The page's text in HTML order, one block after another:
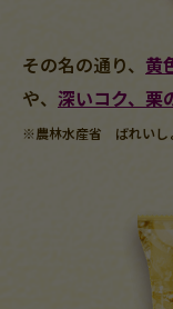
その名の通り、 黄
や、 深いコク、栗
※農林水産省 ばれいし